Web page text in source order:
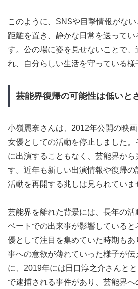
このように、SNSや目撃情報がな
距離を置き、静かな日常を送ってい
す。公の場に姿を見せないことで
れ、自分らしい生活を守っている様
芸能界復帰の可能性は低いと
小嶺麗奈さんは、2012年公開の映
女優としての活動を停止しました
に出演することもなく、芸能界から
す。近年も新しい出演情報や復帰
活動を再開する兆しは見られていま
芸能界を離れた背景には、長年の活
ベートでの出来事が影響している
優として注目を集めていた時期も
事への意欲が薄れていった様子が伝
に、2019年には田口淳之介さんと
で逮捕される事件があり、芸能界